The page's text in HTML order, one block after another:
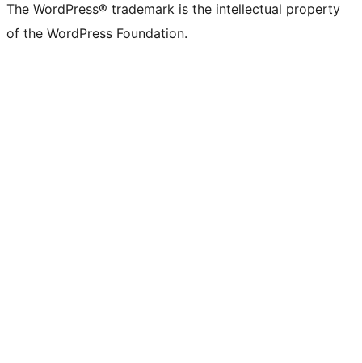
The WordPress® trademark is the intellectual property
of the WordPress Foundation.